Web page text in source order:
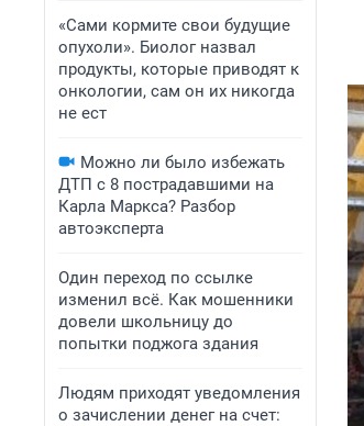
«Сами кормите свои будущие
опухоли». Биолог назвал
продукты, которые приводят к
онкологии, сам он их никогда
не ест
Можно ли было избежать
ДТП с 8 пострадавшими на
Карла Маркса? Разбор
автоэксперта
Один переход по ссылке
изменил всё. Как мошенники
довели школьницу до
попытки поджога здания
Людям приходят уведомления
о зачислении денег на счет: